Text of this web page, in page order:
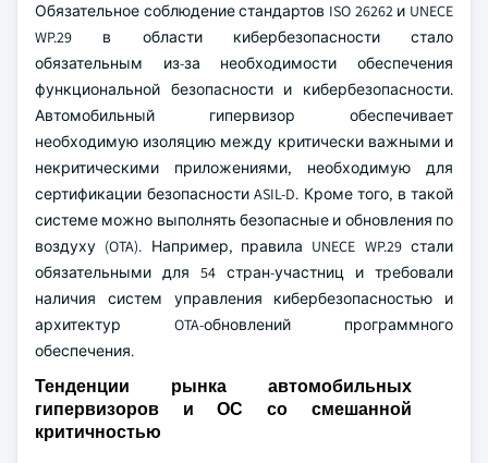
Обязательное соблюдение стандартов ISO 26262 и UNECE
WP.29 в области кибербезопасности стало
обязательным из-за необходимости обеспечения
функциональной безопасности и кибербезопасности.
Автомобильный гипервизор обеспечивает
необходимую изоляцию между критически важными и
некритическими приложениями, необходимую для
сертификации безопасности ASIL-D. Кроме того, в такой
системе можно выполнять безопасные и обновления по
воздуху (OTA). Например, правила UNECE WP.29 стали
обязательными для 54 стран-участниц и требовали
наличия систем управления кибербезопасностью и
архитектур OTA-обновлений программного
обеспечения.
Тенденции рынка автомобильных
гипервизоров и ОС со смешанной
критичностью